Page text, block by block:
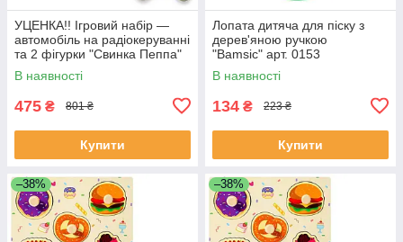
УЦЕНКА!! Ігровий набір —
автомобіль на радіокеруванні
та 2 фігурки "Свинка Пеппа"
(Peppa Pig) арт. 000-1
В наявності
475 ₴ 801 ₴
Купити
Лопата дитяча для піску з
дерев'яною ручкою
"Bamsic" арт. 0153
В наявності
134 ₴ 223 ₴
Купити
–38% –38%